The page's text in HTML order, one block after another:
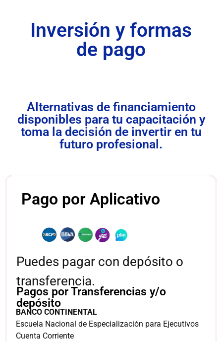
Inversión y formas
de pago
Alternativas de financiamiento
disponibles para tu capacitación y
toma la decisión de invertir en tu
futuro profesional.
Pago por Aplicativo
Puedes pagar con depósito o
transferencia.
BANCO CONTINENTAL
Escuela Nacional de Especialización para Ejecutivos
Cuenta Corriente
Pagos por Transferencias y/o
depósito